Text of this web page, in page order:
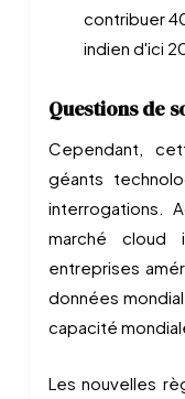
contribuer
indien d'ici
Questions de
Cependant,
géants
interrogations.
marché cloud
entreprises
données
capacité
Les nouvelles